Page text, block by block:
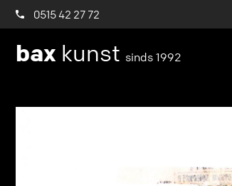
0515 42 27 72
bax kunst sinds 1992